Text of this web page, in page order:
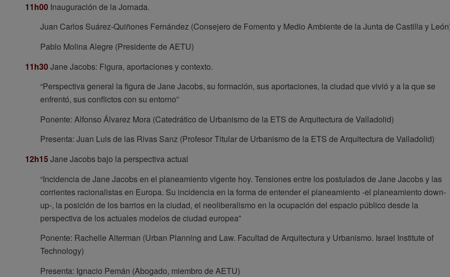
11h00 Inauguración de la Jornada.
Juan Carlos Suárez-Quiñones Fernández (Consejero de Fomento y Medio Ambiente de la Junta de Castilla y
Pablo Molina Alegre (Presidente de AETU)
11h30Jane Jacobs: Figura, aportaciones y contexto.
“Perspectiva general la figura de Jane Jacobs, su formación, sus aportaciones, la ciudad que vivió y a la que se
enfrentó, sus conflictos con su entorno”
Ponente: Alfonso Álvarez Mora (Catedrático de Urbanismo de la ETS de Arquitectura de Valladolid)
Presenta: Juan Luis de las Rivas Sanz (Profesor Titular de Urbanismo de la ETS de Arquitectura de Valladolid)
12h15Jane Jacobs bajo la perspectiva actual
“Incidencia de Jane Jacobs en el planeamiento vigente hoy. Tensiones entre los postulados de Jane Jacobs y las
corrientes racionalistas en Europa. Su incidencia en la forma de entender el planeamiento -el planeamiento down-
up-, la posición de los barrios en la ciudad, el neoliberalismo en la ocupación del espacio público desde la
perspectiva de los actuales modelos de ciudad europea”
Ponente: Rachelle Alterman (Urban Planning and Law. Facultad de Arquitectura y Urbanismo. Israel Institute of
Technology)
Presenta: Ignacio Pemán (Abogado, miembro de AETU)